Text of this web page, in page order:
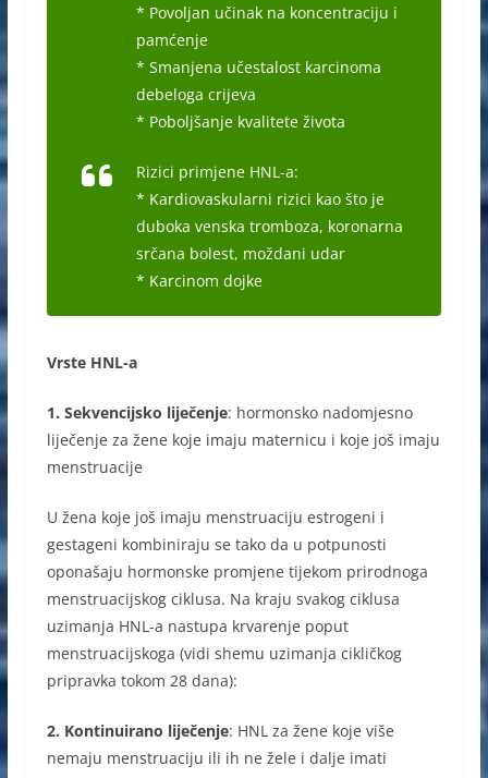
* Povoljan učinak na koncentraciju i
pamćenje
* Smanjena učestalost karcinoma
debeloga crijeva
* Poboljšanje kvalitete života
Rizici primjene HNL-a:
* Kardiovaskularni rizici kao što je
duboka venska tromboza, koronarna
srčana bolest, moždani udar
* Karcinom dojke
Vrste HNL-a
1. Sekvencijsko liječenje: hormonsko nadomjesno
liječenje za žene koje imaju maternicu i koje još imaju
menstruacije
U žena koje još imaju menstruaciju estrogeni i
gestageni kombiniraju se tako da u potpunosti
oponašaju hormonske promjene tijekom prirodnoga
menstruacijskog ciklusa. Na kraju svakog ciklusa
uzimanja HNL-a nastupa krvarenje poput
menstruacijskoga (vidi shemu uzimanja cikličkog
pripravka tokom 28 dana):
2. Kontinuirano liječenje: HNL za žene koje više
nemaju menstruaciju ili ih ne žele i dalje imati